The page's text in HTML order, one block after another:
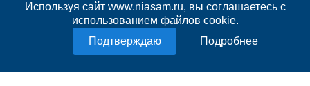
Используя сайт www.niasam.ru, вы соглашаетесь с
использованием файлов cookie.
Подробнее
Политика конфиденциальности
Согласие на обработку персональных данных